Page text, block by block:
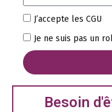
J’accepte les CGU
Je ne suis pas un
Besoin